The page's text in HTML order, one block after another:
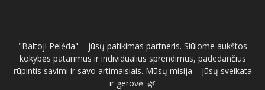
"Baltoji Pelėda" – jūsų patikimas partneris. Siūlome aukštos
kokybės patarimus ir individualius sprendimus, padedančius
rūpintis savimi ir savo artimaisiais. Mūsų misija – jūsų sveikata
ir gerovė. 🌿